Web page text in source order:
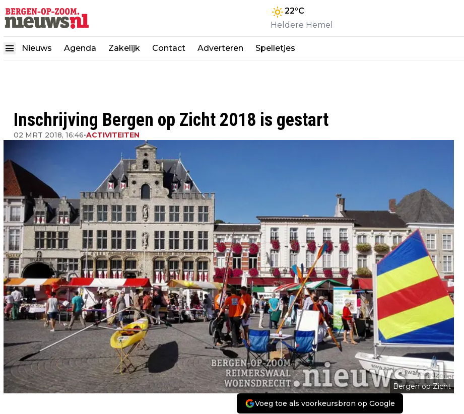
22°C
Heldere Hemel
Nieuws Agenda Zakelijk Contact Adverteren Spelletjes
Inschrijving Bergen op Zicht 2018 is gestart
02 MRT 2018, 16:46•ACTIVITEITEN
Bergen op Zicht
Voeg toe als voorkeursbron op Google